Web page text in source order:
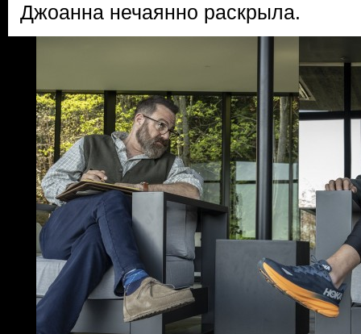
Джоанна нечаянно раскрыла.